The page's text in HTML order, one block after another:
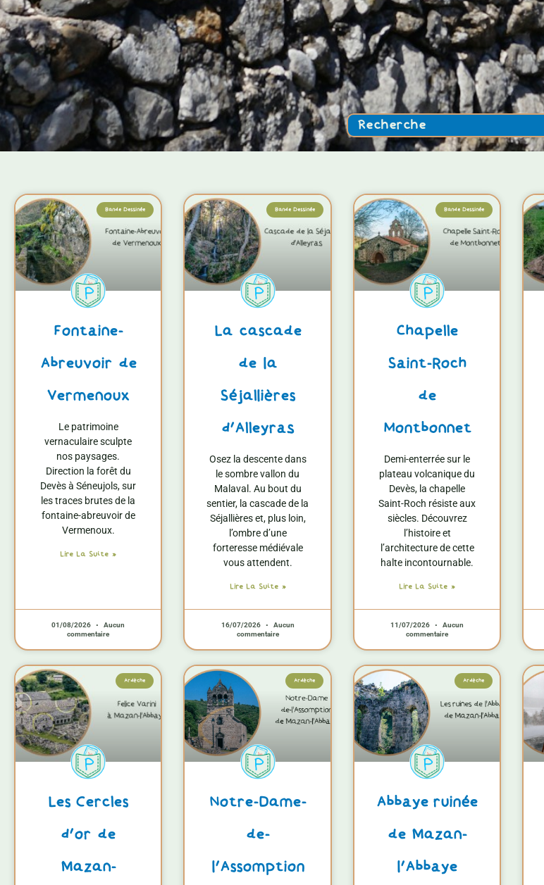
Rechercher
Bande Dessinée
Fontaine-
Abreuvoir de
Vermenoux
Le patrimoine
vernaculaire sculpte
nos paysages.
Direction la forêt du
Devès à Séneujols, sur
les traces brutes de la
fontaine-abreuvoir de
Vermenoux.
Lire La Suite »
01/08/2026
Aucun
commentaire
Bande Dessinée
La cascade
de la
Séjallières
d’Alleyras
Osez la descente dans
le sombre vallon du
Malaval. Au bout du
sentier, la cascade de la
Séjallières et, plus loin,
l’ombre d’une
forteresse médiévale
vous attendent.
Lire La Suite »
16/07/2026
Aucun
commentaire
Bande Dessinée
Chapelle
Saint-Roch
de
Montbonnet
Demi-enterrée sur le
plateau volcanique du
Devès, la chapelle
Saint-Roch résiste aux
siècles. Découvrez
l’histoire et
l’architecture de cette
halte incontournable.
Lire La Suite »
11/07/2026
Aucun
commentaire
Ardèche
Les Cercles
d’or de
Mazan-
Ardèche
Notre-Dame-
de-
l’Assomption
Ardèche
Abbaye ruinée
de Mazan-
l’Abbaye